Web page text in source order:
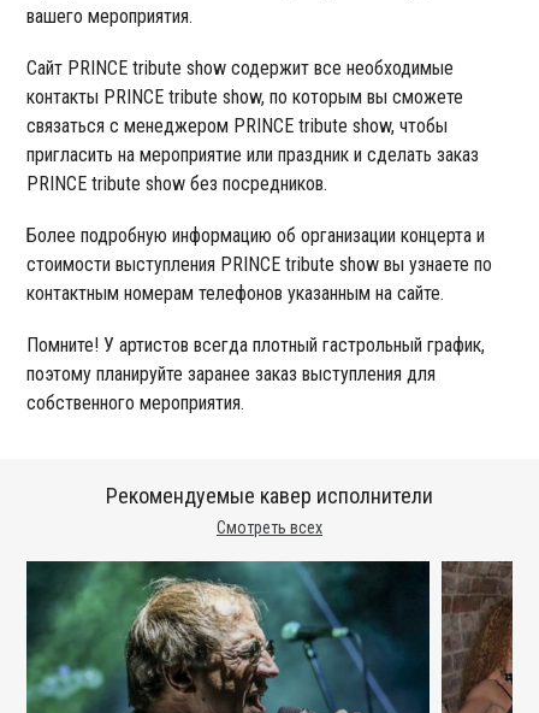
вашего мероприятия.
Сайт PRINCE tribute show содержит все необходимые
контакты PRINCE tribute show, по которым вы сможете
связаться с менеджером PRINCE tribute show, чтобы
пригласить на мероприятие или праздник и сделать заказ
PRINCE tribute show без посредников.
Более подробную информацию об организации концерта и
стоимости выступления PRINCE tribute show вы узнаете по
контактным номерам телефонов указанным на сайте.
Помните! У артистов всегда плотный гастрольный график,
поэтому планируйте заранее заказ выступления для
собственного мероприятия.
Смотреть всех
Рекомендуемые кавер исполнители